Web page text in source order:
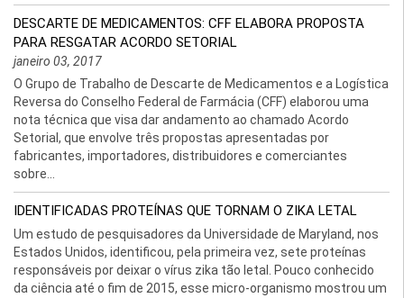
DESCARTE DE MEDICAMENTOS: CFF ELABORA PROPOSTA
PARA RESGATAR ACORDO SETORIAL
janeiro 03, 2017
O Grupo de Trabalho de Descarte de Medicamentos e a Logística
Reversa do Conselho Federal de Farmácia (CFF) elaborou uma
nota técnica que visa dar andamento ao chamado Acordo
Setorial, que envolve três propostas apresentadas por
fabricantes, importadores, distribuidores e comerciantes
sobre...
IDENTIFICADAS PROTEÍNAS QUE TORNAM O ZIKA LETAL
Um estudo de pesquisadores da Universidade de Maryland, nos
Estados Unidos, identificou, pela primeira vez, sete proteínas
responsáveis por deixar o vírus zika tão letal. Pouco conhecido
da ciência até o fim de 2015, esse micro-organismo mostrou um